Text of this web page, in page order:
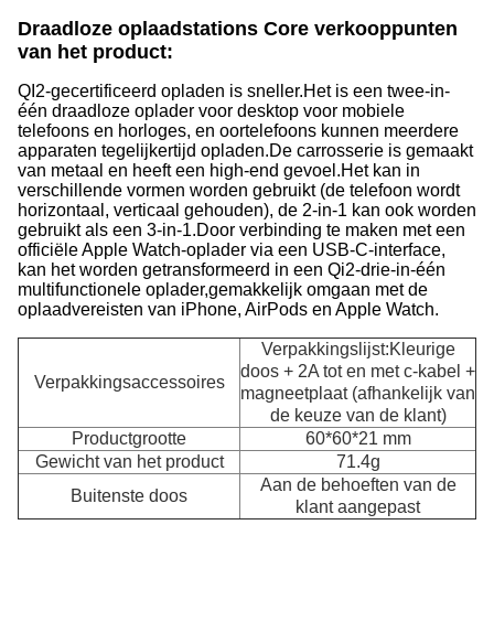
Draadloze oplaadstations Core verkooppunten
van het product:
QI2-gecertificeerd opladen is sneller.Het is een twee-in-
één draadloze oplader voor desktop voor mobiele
telefoons en horloges, en oortelefoons kunnen meerdere
apparaten tegelijkertijd opladen.De carrosserie is gemaakt
van metaal en heeft een high-end gevoel.Het kan in
verschillende vormen worden gebruikt (de telefoon wordt
horizontaal, verticaal gehouden), de 2-in-1 kan ook worden
gebruikt als een 3-in-1.Door verbinding te maken met een
officiële Apple Watch-oplader via een USB-C-interface,
kan het worden getransformeerd in een Qi2-drie-in-één
multifunctionele oplader,gemakkelijk omgaan met de
oplaadvereisten van iPhone, AirPods en Apple Watch.
Verpakkingsaccessoires
Verpakkingslijst:Kleurige
doos + 2A tot en met c-kabel +
magneetplaat (afhankelijk van
de keuze van de klant)
Productgrootte
60*60*21 mm
Gewicht van het product
71.4g
Buitenste doos
Aan de behoeften van de
klant aangepast